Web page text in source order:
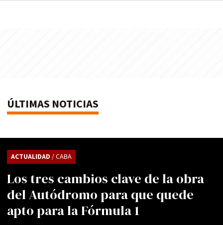
ÚLTIMAS NOTICIAS
Los tres cambios clave de la obra
del Autódromo para que quede
apto para la Fórmula 1
ACTUALIDAD / CABA